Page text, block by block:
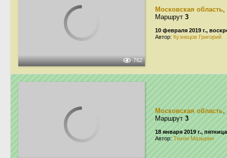
762
Московская область,
Маршрут 3
10 февраля 2019 г.,
Автор: Кузнецов Григорий
Московская область,
Маршрут 3
18 января 2019 г., пятница
Автор: Тихон Мазырин